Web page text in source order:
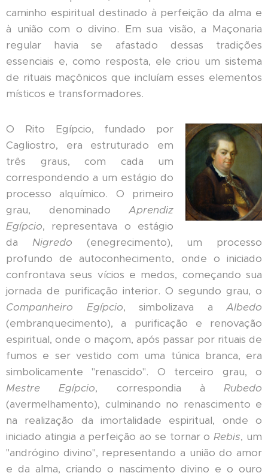
caminho espiritual destinado à perfeição da alma e
à união com o divino. Em sua visão, a Maçonaria
regular havia se afastado dessas tradições
essenciais e, como resposta, ele criou um sistema
de rituais maçônicos que incluíam esses elementos
místicos e transformadores.
O Rito Egípcio, fundado por
Cagliostro, era estruturado em
três graus, com cada um
correspondendo a um estágio do
processo alquímico. O primeiro
grau, denominadoAprendiz
Egípcio, representava o estágio
da Nigredo (enegrecimento), um processo
profundo de autoconhecimento, onde o iniciado
confrontava seus vícios e medos, começando sua
jornada de purificação interior. O segundo grau, o
Companheiro Egípcio, simbolizava a Albedo
(embranquecimento), a purificação e renovação
espiritual, onde o maçom, após passar por rituais de
fumos e ser vestido com uma túnica branca, era
simbolicamente "renascido". O terceiro grau, o
Mestre Egípcio, correspondia à Rubedo
(avermelhamento), culminando no renascimento e
na realização da imortalidade espiritual, onde o
iniciado atingia a perfeição ao se tornar oRebis, um
"andrógino divino", representando a união do amor
e da alma, criando o nascimento divino e o ouro